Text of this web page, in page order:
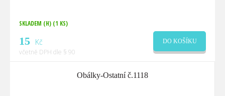
SKLADEM (H) (1 KS)
15 Kč
včetně DPH dle § 90
DO KOŠÍKU
Obálky-Ostatní č.1118